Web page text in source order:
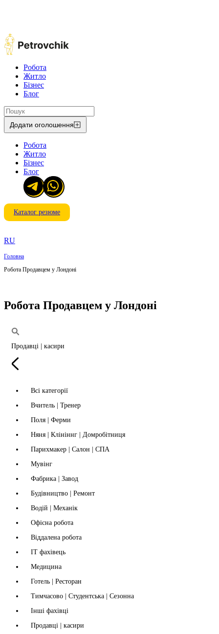
Робота
Житло
Бізнес
Блог
Додати оголошення
Робота
Житло
Бізнес
Блог
Каталог резюме
RU
Головна
Робота Продавцем у Лондоні
Робота Продавцем у Лондоні
Продавці | касири
Всі категорії
Вчитель | Тренер
Поля | Ферми
Няня | Клініннг | Домробітниця
Парихмакер | Салон | СПА
Мувінг
Фабрика | Завод
Будівництво | Ремонт
Водій | Механік
Офісна робота
Віддалена робота
IT фахівець
Медицина
Готель | Ресторан
Тимчасово | Студентська | Сезонна
Інші фахівці
Продавці | касири